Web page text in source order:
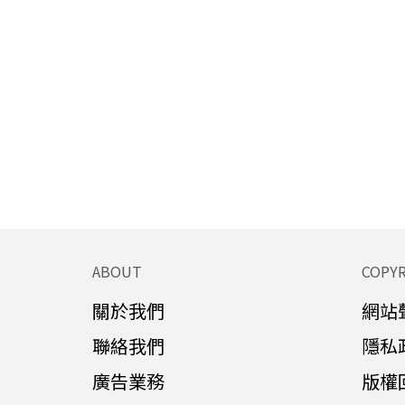
ABOUT
關於我們
聯絡我們
廣告業務
網站
隱私
版權